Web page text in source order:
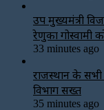
उप मुख्यमंत्री
रेणुका गोस्वामी
33 minutes ago
राजस्थान के सभी
विभाग सख्त
35 minutes ago